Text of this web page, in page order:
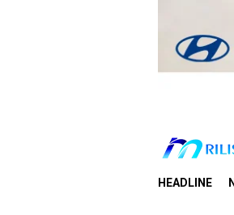
HEADLINE